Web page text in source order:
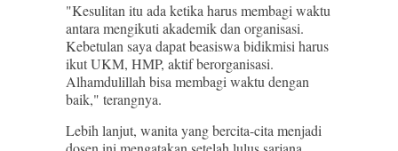
"Kesulitan itu ada ketika harus membagi waktu
antara mengikuti akademik dan organisasi.
Kebetulan saya dapat beasiswa bidikmisi harus
ikut UKM, HMP, aktif berorganisasi.
Alhamdulillah bisa membagi waktu dengan
baik," terangnya.
Lebih lanjut, wanita yang bercita-cita menjadi